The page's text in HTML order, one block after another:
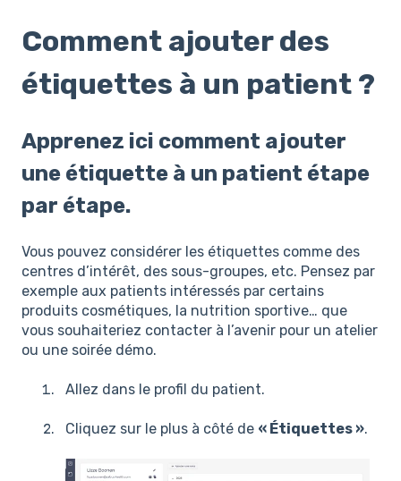
Comment ajouter des
étiquettes à un patient ?
Apprenez ici comment ajouter
une étiquette à un patient étape
par étape.
Vous pouvez considérer les étiquettes comme des
centres d’intérêt, des sous-groupes, etc. Pensez par
exemple aux patients intéressés par certains
produits cosmétiques, la nutrition sportive… que
vous souhaiteriez contacter à l’avenir pour un atelier
ou une soirée démo.
Allez dans le profil du patient.
Cliquez sur le plus à côté de « Étiquettes ».